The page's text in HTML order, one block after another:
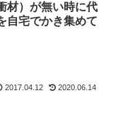
材）が無い時に代
自宅でかき集めて
2017.04.12 2020.06.14